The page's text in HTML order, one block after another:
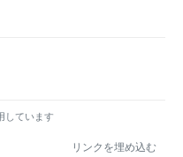
しています
リンクを埋め込む